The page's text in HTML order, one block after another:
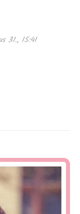
31., 15:41